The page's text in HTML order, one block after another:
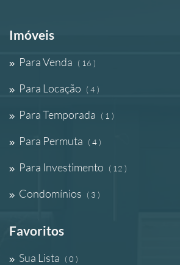
Imóveis
Para Venda ( 16 )
Para Locação ( 4 )
Para Temporada ( 1 )
Para Permuta ( 4 )
Para Investimento ( 12 )
Condomínios ( 3 )
Favoritos
Sua Lista ( 0 )